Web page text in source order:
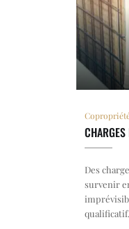
Des
survenir
qualificatif.